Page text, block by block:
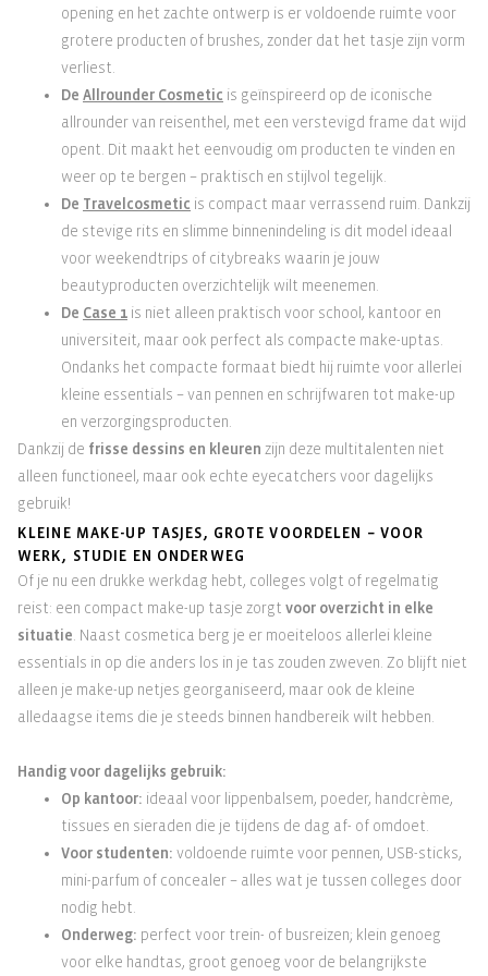
opening en het zachte ontwerp is er voldoende ruimte voor
grotere producten of brushes, zonder dat het tasje zijn vorm
verliest.
De Allrounder Cosmetic is geïnspireerd op de iconische
allrounder van reisenthel, met een verstevigd frame dat wijd
opent. Dit maakt het eenvoudig om producten te vinden en
weer op te bergen – praktisch en stijlvol tegelijk.
De Travelcosmetic is compact maar verrassend ruim. Dankzij
de stevige rits en slimme binnenindeling is dit model ideaal
voor weekendtrips of citybreaks waarin je jouw
beautyproducten overzichtelijk wilt meenemen.
De Case 1 is niet alleen praktisch voor school, kantoor en
universiteit, maar ook perfect als compacte make-uptas.
Ondanks het compacte formaat biedt hij ruimte voor allerlei
kleine essentials – van pennen en schrijfwaren tot make-up
en verzorgingsproducten.
Dankzij de frisse dessins en kleuren zijn deze multitalenten niet
alleen functioneel, maar ook echte eyecatchers voor dagelijks
gebruik!
KLEINE MAKE-UP TASJES, GROTE VOORDELEN – VOOR
WERK, STUDIE EN ONDERWEG
Of je nu een drukke werkdag hebt, colleges volgt of regelmatig
reist: een compact make-up tasje zorgt voor overzicht in elke
situatie . Naast cosmetica berg je er moeiteloos allerlei kleine
essentials in op die anders los in je tas zouden zweven. Zo blijft niet
alleen je make-up netjes georganiseerd, maar ook de kleine
alledaagse items die je steeds binnen handbereik wilt hebben.
Handig voor dagelijks gebruik:
Op kantoor: ideaal voor lippenbalsem, poeder, handcrème,
tissues en sieraden die je tijdens de dag af- of omdoet.
Voor studenten: voldoende ruimte voor pennen, USB-sticks,
mini-parfum of concealer – alles wat je tussen colleges door
nodig hebt.
Onderweg: perfect voor trein- of busreizen; klein genoeg
voor elke handtas, groot genoeg voor de belangrijkste